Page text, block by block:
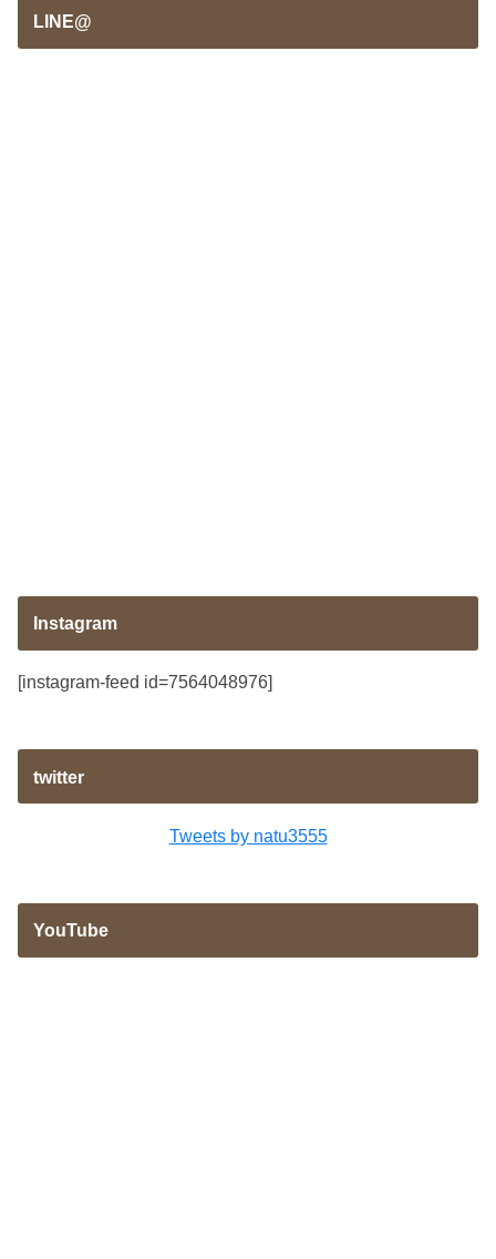
LINE@
Instagram
[instagram-feed id=7564048976]
twitter
Tweets by natu3555
YouTube